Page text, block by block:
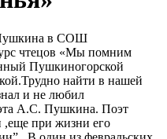
в СОШ
чтецов «Мы помним
Пушкиногорской
найти в нашей
и не любил
А.С. Пушкина. Поэт
,еще при жизни его